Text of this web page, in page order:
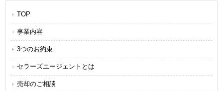
TOP
事業内容
3つのお約束
セラーズエージェントとは
売却のご相談